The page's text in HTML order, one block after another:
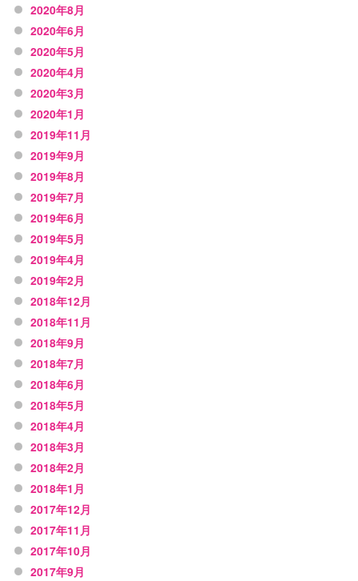
2020年8月
2020年6月
2020年5月
2020年4月
2020年3月
2020年1月
2019年11月
2019年9月
2019年8月
2019年7月
2019年6月
2019年5月
2019年4月
2019年2月
2018年12月
2018年11月
2018年9月
2018年7月
2018年6月
2018年5月
2018年4月
2018年3月
2018年2月
2018年1月
2017年12月
2017年11月
2017年10月
2017年9月